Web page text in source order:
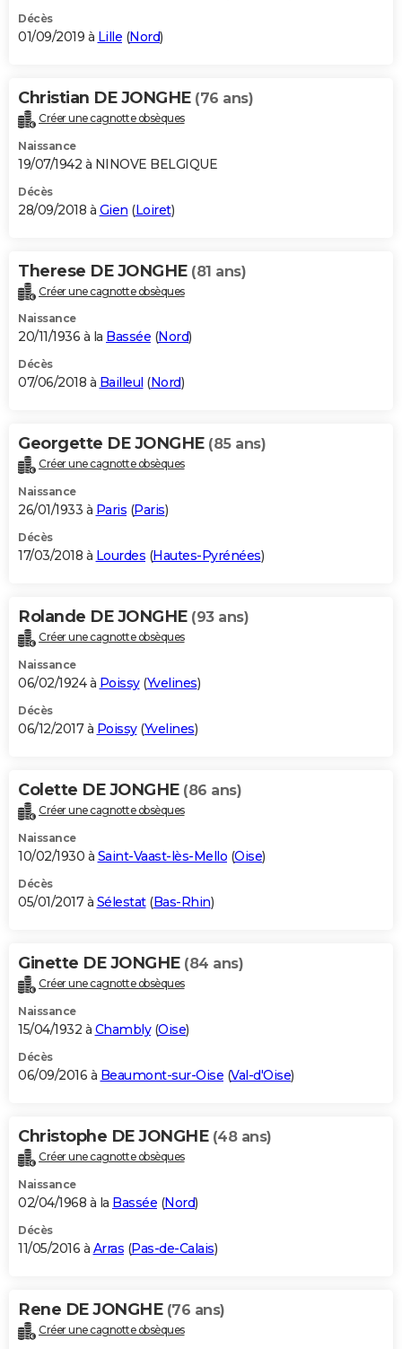
Décès
01/09/2019 à Lille (Nord)
Christian DE JONGHE (76 ans)
Créer une cagnotte obsèques
Naissance
19/07/1942 à NINOVE BELGIQUE
Décès
28/09/2018 à Gien (Loiret)
Therese DE JONGHE (81 ans)
Créer une cagnotte obsèques
Naissance
20/11/1936 à la Bassée (Nord)
Décès
07/06/2018 à Bailleul (Nord)
Georgette DE JONGHE (85 ans)
Créer une cagnotte obsèques
Naissance
26/01/1933 à Paris (Paris)
Décès
17/03/2018 à Lourdes (Hautes-Pyrénées)
Rolande DE JONGHE (93 ans)
Créer une cagnotte obsèques
Naissance
06/02/1924 à Poissy(Yvelines)
Décès
06/12/2017 à Poissy(Yvelines)
Colette DE JONGHE (86 ans)
Créer une cagnotte obsèques
Naissance
10/02/1930 à Saint-Vaast-lès-Mello (Oise)
Décès
05/01/2017 à Sélestat(Bas-Rhin)
Ginette DE JONGHE (84 ans)
Créer une cagnotte obsèques
Naissance
15/04/1932 à Chambly(Oise)
Décès
06/09/2016 à Beaumont-sur-Oise (Val-d'Oise)
Christophe DE JONGHE (48 ans)
Créer une cagnotte obsèques
Naissance
02/04/1968 à la Bassée (Nord)
Décès
11/05/2016 à Arras (Pas-de-Calais)
Rene DE JONGHE (76 ans)
Créer une cagnotte obsèques